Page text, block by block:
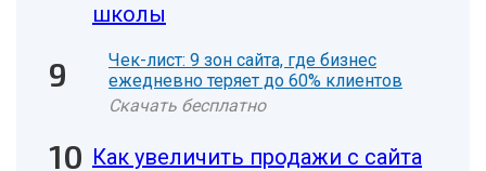
школы
Чек-лист: 9 зон сайта, где бизнес
ежедневно теряет до 60% клиентов
Скачать бесплатно
Как увеличить продажи с сайта